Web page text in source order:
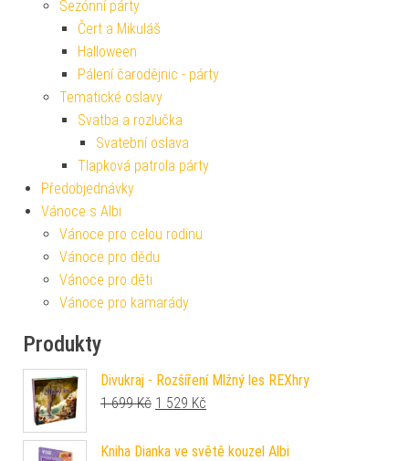
Sezónní párty
Čert a Mikuláš
Halloween
Pálení čarodějnic - párty
Tematické oslavy
Svatba a rozlučka
Svatební oslava
Tlapková patrola párty
Předobjednávky
Vánoce s Albi
Vánoce pro celou rodinu
Vánoce pro dědu
Vánoce pro děti
Vánoce pro kamarády
Produkty
Divukraj - Rozšíření Mlžný les REXhry
1 699Kč Původní cena byla: 1 699 Kč.
1 529 Kč
Kniha Dianka ve světě kouzel Albi